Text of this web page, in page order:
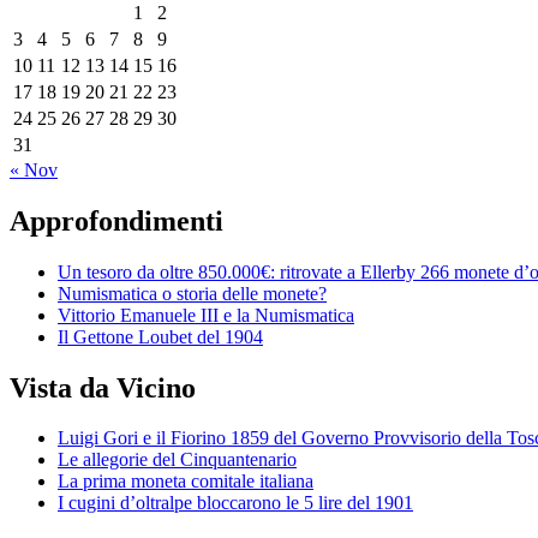
1
2
3
4 5 6 7 8
9
10 11 12 13 14 15 16
17 18 19 20 21 22 23
24 25 26 27 28 29 30
31
« Nov
Approfondimenti
Un tesoro da oltre 850.000€: ritrovate a Ellerby 266 monete
Numismatica o storia delle monete?
Vittorio Emanuele III e la Numismatica
Il Gettone Loubet del 1904
Vista da Vicino
Luigi Gori e il Fiorino 1859 del Governo Provvisorio della
Le allegorie del Cinquantenario
La prima moneta comitale italiana
I cugini d’oltralpe bloccarono le 5 lire del 1901